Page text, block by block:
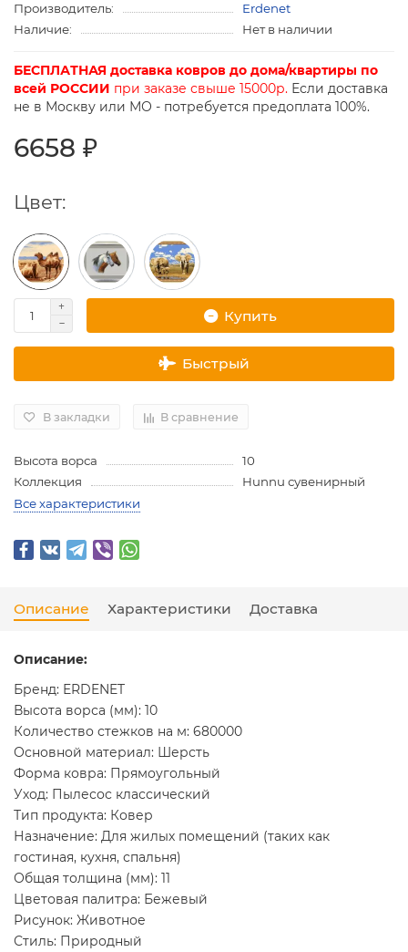
Производитель:
Erdenet
Наличие:
Нет в наличии
БЕСПЛАТНАЯ доставка ковров до дома/квартиры по
всей РОССИИ при заказе свыше 15000р. Если доставка
не в Москву или МО - потребуется предоплата 100%.
6658 ₽
Цвет:
Купить
Быстрый
В закладки В сравнение
Высота ворса
10
Коллекция
Hunnu сувенирный
Все характеристики
Описание Характеристики Доставка
Описание:
Бренд: ERDENET
Высота ворса (мм): 10
Количество стежков на м: 680000
Основной материал: Шерсть
Форма ковра: Прямоугольный
Уход: Пылесос классический
Тип продукта: Ковер
Назначение: Для жилых помещений (таких как
гостиная, кухня, спальня)
Общая толщина (мм): 11
Цветовая палитра: Бежевый
Рисунок: Животное
Стиль: Природный